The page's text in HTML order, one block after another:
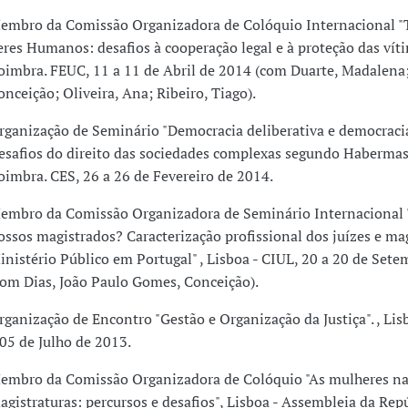
da Comissão Organizadora de Colóquio Internacional
Humanos: desafios à cooperação legal e à proteção das
FEUC, 11 a 11 de Abril de 2014 (com Duarte,
Oliveira, Ana; Ribeiro, Tiago).
de Seminário "Democracia deliberativa e
do direito das sociedades complexas segundo
CES, 26 a 26 de Fevereiro de 2014.
da Comissão Organizadora de Seminário Internacional
magistrados? Caracterização profissional dos juízes e
Público em Portugal" , Lisboa - CIUL, 20 a 20 de
Dias, João Paulo Gomes, Conceição).
de Encontro "Gestão e Organização da Justiça". ,
de Julho de 2013.
da Comissão Organizadora de Colóquio "As mulheres
percursos e desafios", Lisboa - Assembleia da